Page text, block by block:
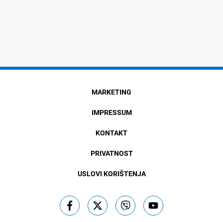
MARKETING
IMPRESSUM
KONTAKT
PRIVATNOST
USLOVI KORIŠTENJA